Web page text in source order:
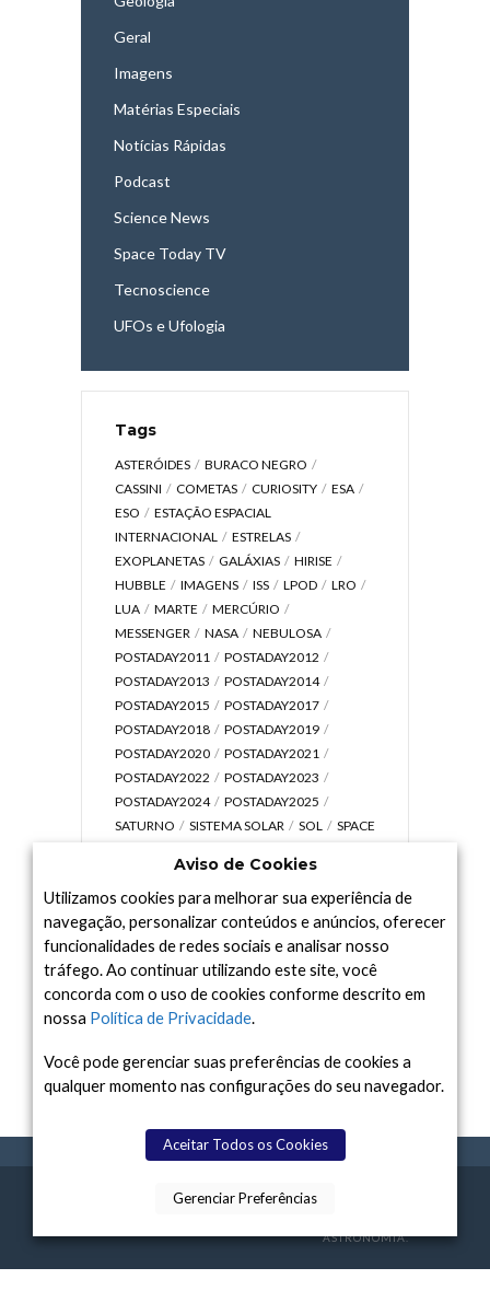
Geral
Imagens
Matérias Especiais
Notícias Rápidas
Podcast
Science News
Space Today TV
Tecnoscience
UFOs e Ufologia
Tags
ASTERÓIDES
BURACO NEGRO
CASSINI
COMETAS CURIOSITY
ESA
ESO
ESTAÇÃO ESPACIAL
INTERNACIONAL
ESTRELAS
EXOPLANETAS
GALÁXIAS
HIRISE
HUBBLE
IMAGENS ISS LPOD
LRO
LUA
MARTE
MERCÚRIO
MESSENGER
NASA
NEBULOSA
POSTADAY2011
POSTADAY2012
POSTADAY2013
POSTADAY2014
POSTADAY2015
POSTADAY2017
POSTADAY2018
POSTADAY2019
POSTADAY2020
POSTADAY2021
POSTADAY2022
POSTADAY2023
POSTADAY2024
POSTADAY2025
SATURNO
SISTEMA SOLAR SOL
SPACE
UNIVERSO
VÍDEO
Arquivo
Arquivo
TERMOS CONTATO SPACE TODAY
ASTRONOMIA.
Aviso de Cookies
Utilizamos cookies para melhorar sua experiência de
navegação, personalizar conteúdos e anúncios, oferecer
funcionalidades de redes sociais e analisar nosso
tráfego. Ao continuar utilizando este site, você
concorda com o uso de cookies conforme descrito em
nossa Política de Privacidade.
Você pode gerenciar suas preferências de cookies a
qualquer momento nas configurações do seu navegador.
Aceitar Todos os Cookies
Gerenciar Preferências